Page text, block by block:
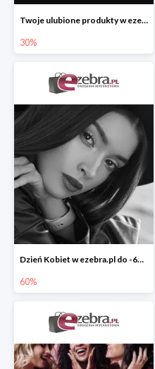
Twoje ulubione produkty w ezebra.pl do -30%
30%
Dzień Kobiet w ezebra.pl do -60%
60%